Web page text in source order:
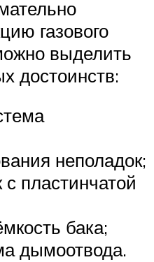
газового
выделить
достоинств:
неполадок;
пластинчатой
бака;
дымоотвода.